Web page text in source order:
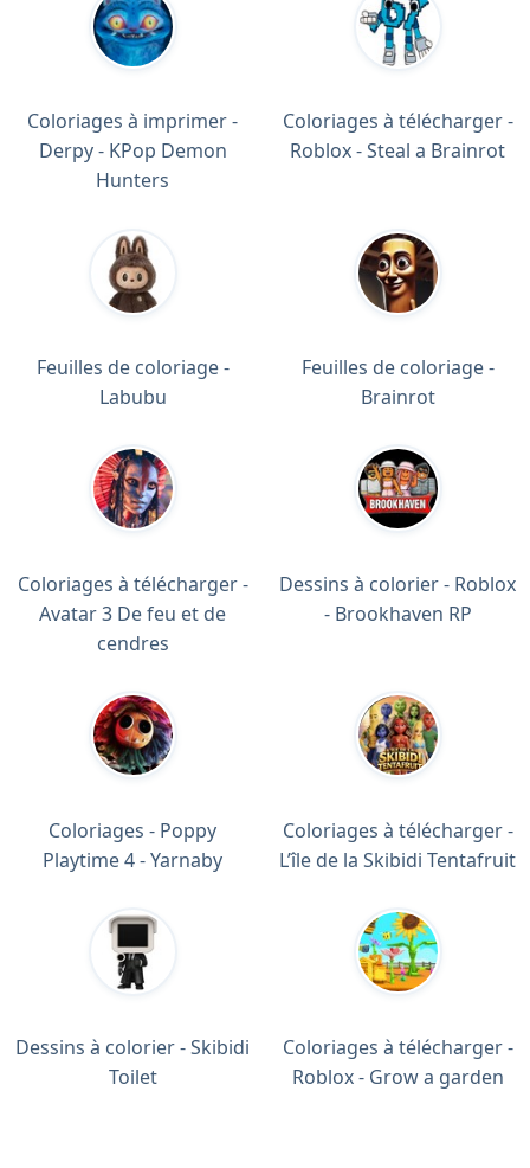
Coloriages à imprimer -
Derpy - KPop Demon
Hunters
Coloriages à télécharger -
Roblox - Steal a Brainrot
Feuilles de coloriage -
Labubu
Feuilles de coloriage -
Brainrot
Coloriages à télécharger -
Avatar 3 De feu et de
cendres
Dessins à colorier - Roblox
- Brookhaven RP
Coloriages - Poppy
Playtime 4 - Yarnaby
Coloriages à télécharger -
L’île de la Skibidi Tentafruit
Dessins à colorier - Skibidi
Toilet
Coloriages à télécharger -
Roblox - Grow a garden